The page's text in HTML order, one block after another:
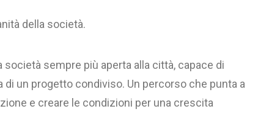
della società.
sempre più aperta alla città, capace di
un progetto condiviso. Un percorso che punta a
e creare le condizioni per una crescita